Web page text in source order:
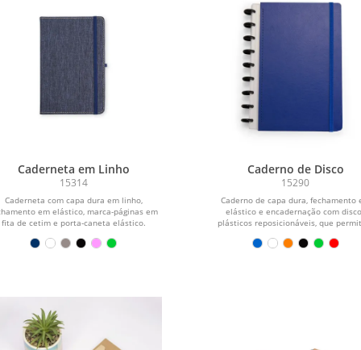
Caderneta em Linho
15314
Caderneta com capa dura em linho,
em elástico, marca-páginas em
fita de cetim e porta-caneta elástico.
Caderno de Disco
15290
Caderno de capa dura, fechamento
elástico e encadernação com
plásticos reposicionáveis, que